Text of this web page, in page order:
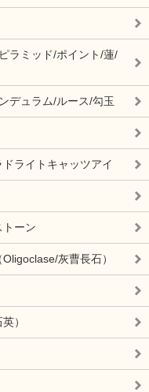
ラミッド/ポイント/蓮/
デュラム/ルース/勾玉
ライトキャッツアイ
トーン
灰曹長石）
）